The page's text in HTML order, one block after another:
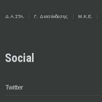
Δ.Α.ΣΤΑ. Γ. Διασύνδεσης Μ.Κ.Ε.
Social
Twitter